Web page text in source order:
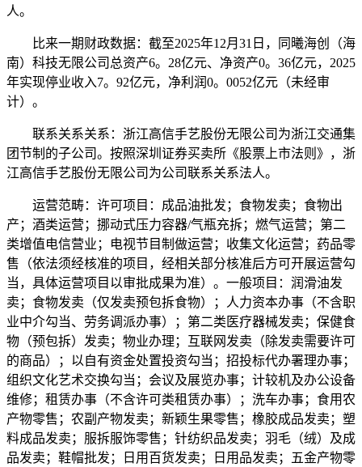
人。
比来一期财政数据：截至2025年12月31日，同曦海创（海
南）科技无限公司总资产6。28亿元、净资产0。36亿元，2025
年实现停业收入7。92亿元，净利润0。0052亿元（未经审
计）。
联系关系关系：浙江高信手艺股份无限公司为浙江交通集
团节制的子公司。按照深圳证券买卖所《股票上市法则》，浙
江高信手艺股份无限公司为公司联系关系法人。
运营范畴：许可项目：成品油批发；食物发卖；食物出
产；酒类运营；挪动式压力容器/气瓶充拆；燃气运营；第二
类增值电信营业；电视节目制做运营；收集文化运营；药品零
售（依法须经核准的项目，经相关部分核准后方可开展运营勾
当，具体运营项目以审批成果为准）。一般项目：润滑油发
卖；食物发卖（仅发卖预包拆食物）；人力资本办事（不含职
业中介勾当、劳务调派办事）；第二类医疗器械发卖；保健食
物（预包拆）发卖；物业办理；互联网发卖（除发卖需要许可
的商品）；以自有资金处置投资勾当；招投标代办署理办事；
组织文化艺术交换勾当；会议及展览办事；计较机及办公设备
维修；租赁办事（不含许可类租赁办事）；洗车办事；食用农
产物零售；农副产物发卖；新颖生果零售；橡胶成品发卖；塑
料成品发卖；服拆服饰零售；针纺织品发卖；羽毛（绒）及成
品发卖；鞋帽批发；日用百货发卖；日用品发卖；五金产物零